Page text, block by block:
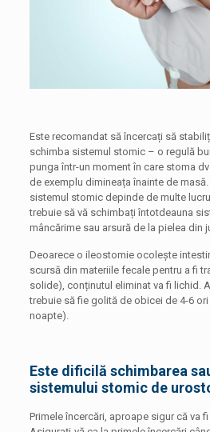
Este recomandat să încercați să
schimba sistemul stomic – o regulă
punga într-un moment în care stoma
de exemplu dimineața înainte de
sistemul stomic depinde de multe
trebuie să vă schimbați întotdeauna
mâncărime sau arsură de la pielea din
Deoarece o ileostomie ocolește
scursă din materiile fecale pentru a fi
solide), conținutul eliminat va fi lichid.
trebuie să fie golită de obicei de 4-6
noapte).
Este dificilă schimbarea
sistemului stomic de
Primele încercări, aproape sigur că va